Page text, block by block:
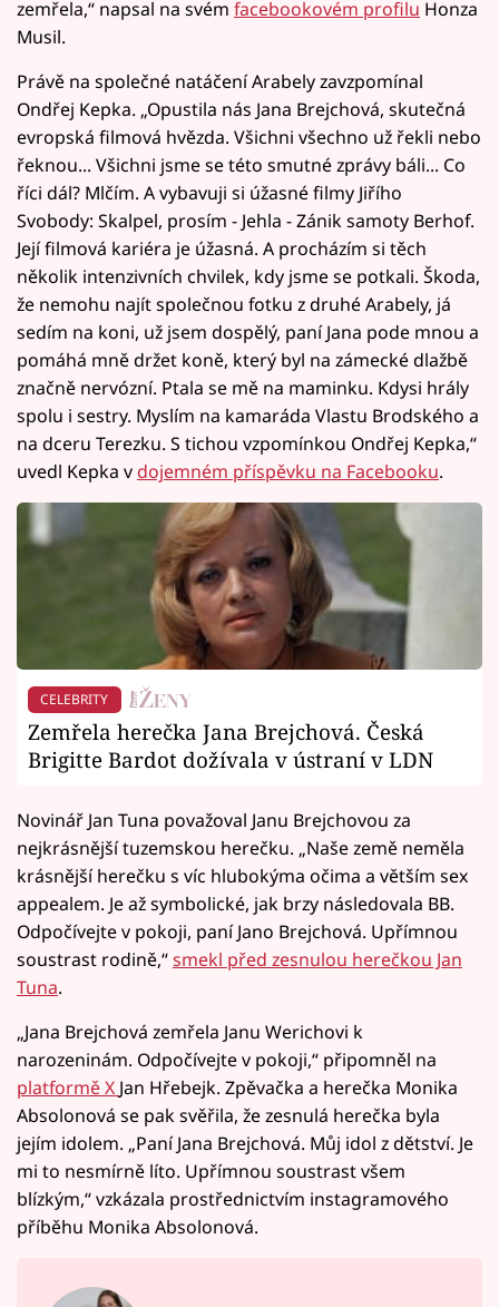
zemřela,“ napsal na svém facebookovém profilu Honza
Musil.
Právě na společné natáčení Arabely zavzpomínal
Ondřej Kepka. „Opustila nás Jana Brejchová, skutečná
evropská filmová hvězda. Všichni všechno už řekli nebo
řeknou... Všichni jsme se této smutné zprávy báli... Co
říci dál? Mlčím. A vybavuji si úžasné filmy Jiřího
Svobody: Skalpel, prosím - Jehla - Zánik samoty Berhof.
Její filmová kariéra je úžasná. A procházím si těch
několik intenzivních chvilek, kdy jsme se potkali. Škoda,
že nemohu najít společnou fotku z druhé Arabely, já
sedím na koni, už jsem dospělý, paní Jana pode mnou a
pomáhá mně držet koně, který byl na zámecké dlažbě
značně nervózní. Ptala se mě na maminku. Kdysi hrály
spolu i sestry. Myslím na kamaráda Vlastu Brodského a
na dceru Terezku. S tichou vzpomínkou Ondřej Kepka,“
uvedl Kepka v dojemném příspěvku na Facebooku.
CELEBRITY
Zemřela herečka Jana Brejchová. Česká
Brigitte Bardot dožívala v ústraní v LDN
Novinář Jan Tuna považoval Janu Brejchovou za
nejkrásnější tuzemskou herečku. „Naše země neměla
krásnější herečku s víc hlubokýma očima a větším sex
appealem. Je až symbolické, jak brzy následovala BB.
Odpočívejte v pokoji, paní Jano Brejchová. Upřímnou
soustrast rodině,“smekl před zesnulou herečkou Jan
Tuna.
„Jana Brejchová zemřela Janu Werichovi k
narozeninám. Odpočívejte v pokoji,“ připomněl na
platformě X Jan Hřebejk. Zpěvačka a herečka Monika
Absolonová se pak svěřila, že zesnulá herečka byla
jejím idolem. „Paní Jana Brejchová. Můj idol z dětství. Je
mi to nesmírně líto. Upřímnou soustrast všem
blízkým,“ vzkázala prostřednictvím instagramového
příběhu Monika Absolonová.